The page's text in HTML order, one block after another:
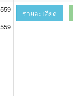
รายละเอียด